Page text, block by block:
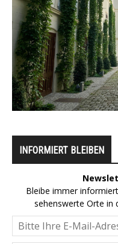
INFORMIERT BLEIBEN
Bleibe immer
sehenswerte Orte in